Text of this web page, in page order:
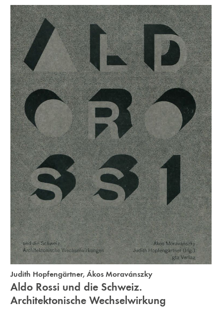
Judith Hopfengärtner,Ákos Moravánszky
Aldo Rossi und die Schweiz.
Architektonische Wechselwirkung